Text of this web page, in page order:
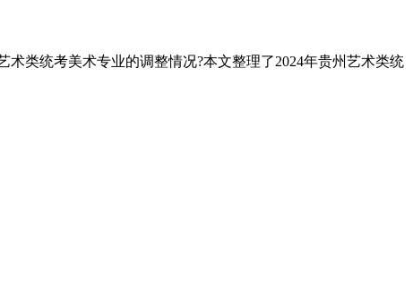
类统考美术专业的调整情况?本文整理了2024年贵州艺术类统